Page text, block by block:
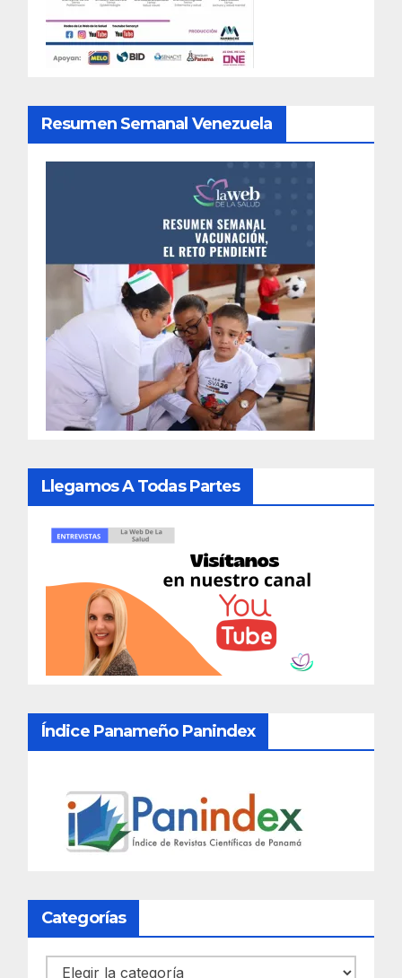
Resumen Semanal Venezuela
Llegamos A Todas Partes
Índice Panameño Panindex
Categorías
Categorías